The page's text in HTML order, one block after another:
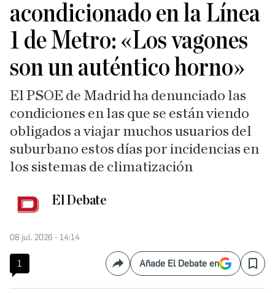
acondicionado en la Línea
1 de Metro: «Los vagones
son un auténtico horno»
El PSOE de Madrid ha denunciado las
condiciones en las que se están viendo
obligados a viajar muchos usuarios del
suburbano estos días por incidencias en
los sistemas de climatización
El Debate
08 jul. 2026 - 14:14
1 CompartirAñade El Debate en Save